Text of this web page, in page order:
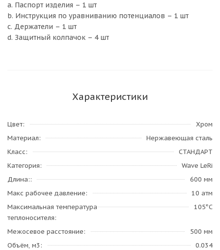
a. Паспорт изделия – 1 шт
b. Инструкция по уравниванию потенциалов – 1 шт
c. Держатели – 1 шт
d. Защитный колпачок – 4 шт
Характеристики
Цвет
Хром
Материал
Нержавеющая сталь
Класс
СТАНДАРТ
Категория
Wave LeRi
Длина:
600 мм
Макс рабочее давление
10 атм
Максимальная температура
теплоносителя
105°С
Межосевое расстояние
500 мм
Объём, м3
0.034